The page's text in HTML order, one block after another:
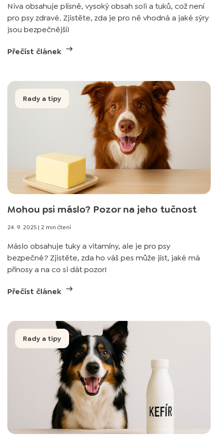
Niva obsahuje plísně, vysoký obsah soli a tuků, což není
pro psy zdravé. Zjistěte, zda je pro ně vhodná a jaké sýry
jsou bezpečnější!
Přečíst článek
Rady a tipy
Mohou psi máslo? Pozor na jeho tučnost
24. 9. 2025 | 2 min čtení
Máslo obsahuje tuky a vitamíny, ale je pro psy
bezpečné? Zjistěte, zda ho váš pes může jíst, jaké má
přínosy a na co si dát pozor!
Přečíst článek
Rady a tipy